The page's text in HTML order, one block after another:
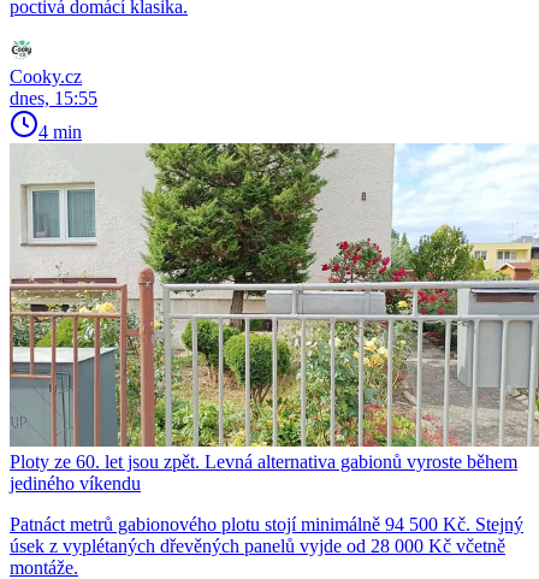
poctivá domácí klasika.
Cooky.cz
dnes, 15:55
4 min
Ploty ze 60. let jsou zpět. Levná alternativa gabionů vyroste během
jediného víkendu
Patnáct metrů gabionového plotu stojí minimálně 94 500 Kč. Stejný
úsek z vyplétaných dřevěných panelů vyjde od 28 000 Kč včetně
montáže.